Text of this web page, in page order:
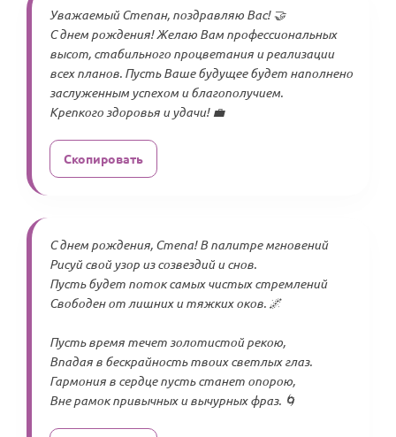
Уважаемый Степан, поздравляю Вас! 🤝
С днем рождения! Желаю Вам профессиональных
высот, стабильного процветания и реализации
всех планов. Пусть Ваше будущее будет наполнено
заслуженным успехом и благополучием.
Крепкого здоровья и удачи! 💼
Скопировать
С днем рождения, Степа! В палитре мгновений
Рисуй свой узор из созвездий и снов.
Пусть будет поток самых чистых стремлений
Свободен от лишних и тяжких оков. 🌌
Пусть время течет золотистой рекою,
Впадая в бескрайность твоих светлых глаз.
Гармония в сердце пусть станет опорою,
Вне рамок привычных и вычурных фраз. 🌀